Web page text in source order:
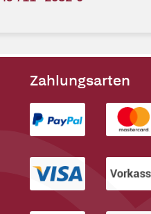
Zahlungsarten